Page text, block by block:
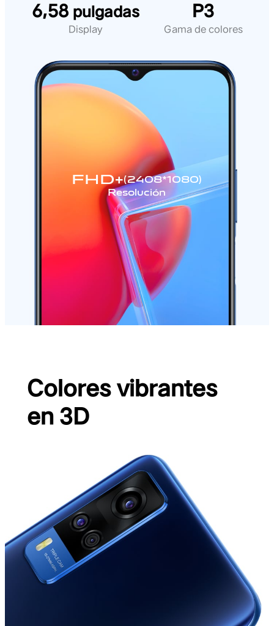
FHD+(2408*1080)
Resolución
6,58 pulgadas
Display
P3
Gama de colores
Colores vibrantes
en 3D